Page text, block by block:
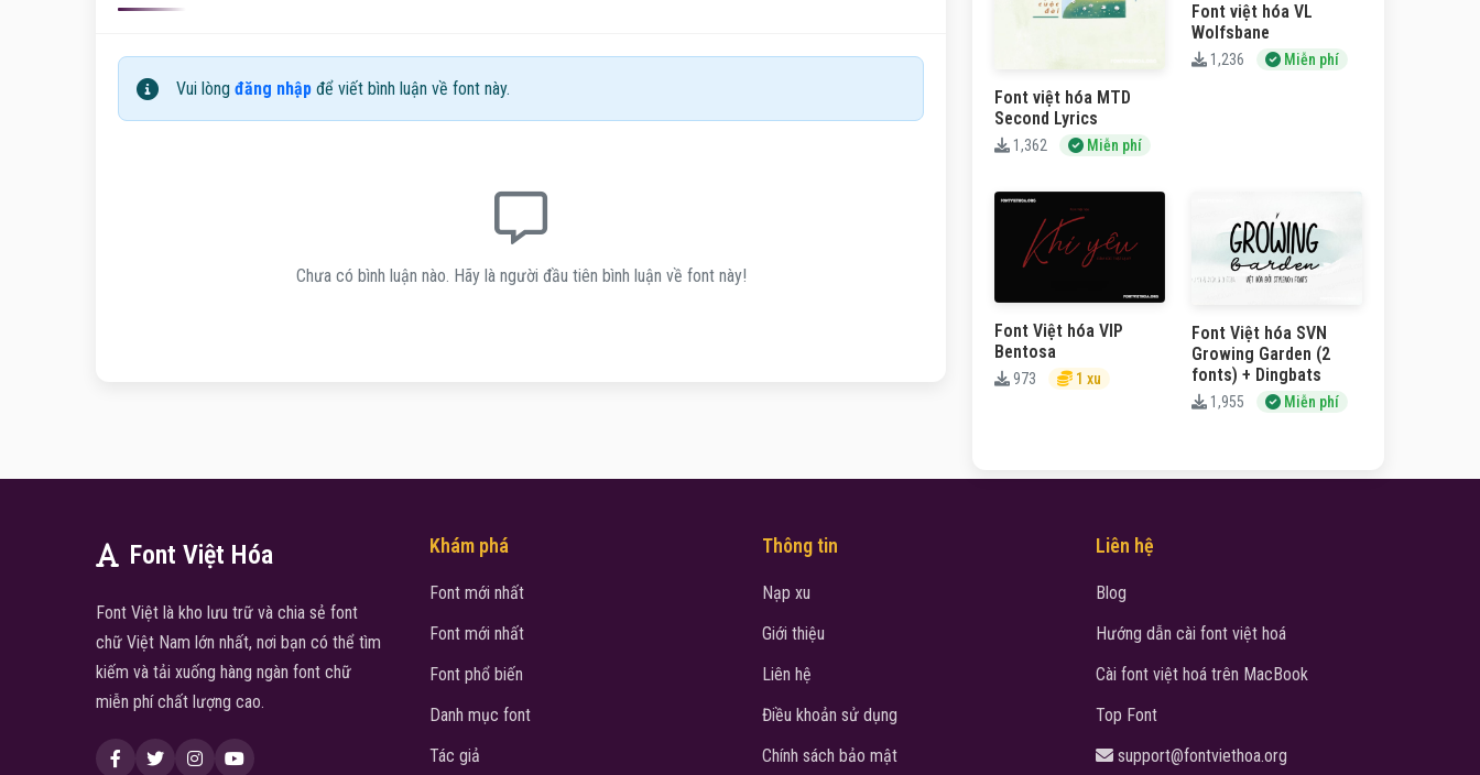
Vui lòng đăng nhập để viết bình luận về font này.
Chưa có bình luận nào. Hãy là người đầu tiên bình luận về font này!
Font việt hóa MTD
Second Lyrics
1,362 Miễn phí
Font việt hóa VL
Wolfsbane
1,236 Miễn phí
Font Việt hóa VIP
Bentosa
973 1 xu
Font Việt hóa SVN
Growing Garden (2
fonts) + Dingbats
1,955 Miễn phí
Font Việt Hóa
Font Việt là kho lưu trữ và chia sẻ font
chữ Việt Nam lớn nhất, nơi bạn có thể tìm
kiếm và tải xuống hàng ngàn font chữ
miễn phí chất lượng cao.
Khám phá
Font mới nhất
Font mới nhất
Font phổ biến
Danh mục font
Tác giả
Thông tin
Nạp xu
Giới thiệu
Liên hệ
Điều khoản sử dụng
Chính sách bảo mật
Liên hệ
Blog
Hướng dẫn cài font việt hoá
Cài font việt hoá trên MacBook
Top Font
support@fontviethoa.org